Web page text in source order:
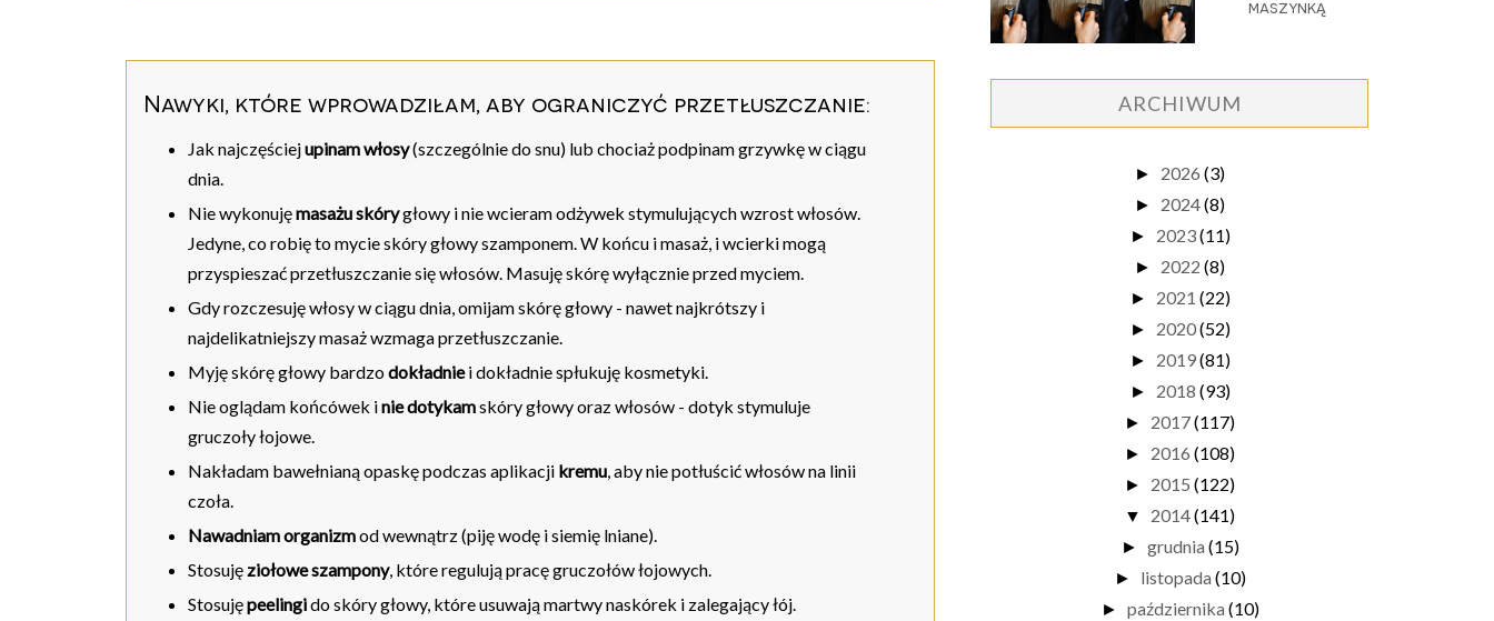
Nawyki, które wprowadziłam, aby ograniczyć przetłuszczanie:
Jak najczęściejupinam włosy(szczególnie do snu) lub chociaż podpinam grzywkę w ciągu
dnia.
Nie wykonujęmasażu skórygłowy i nie wcieram odżywek stymulujących wzrost włosów.
Jedyne, co robię to mycie skóry głowy szamponem. W końcu i masaż, i wcierki mogą
przyspieszać przetłuszczanie się włosów. Masuję skórę wyłącznie przed myciem.
Gdy rozczesuję włosy w ciągu dnia, omijam skórę głowy - nawet najkrótszy i
najdelikatniejszy masaż wzmaga przetłuszczanie.
Myję skórę głowy bardzodokładniei dokładnie spłukuję kosmetyki.
Nie oglądam końcówek inie dotykamskóry głowy oraz włosów - dotyk stymuluje
gruczoły łojowe.
Nakładam bawełnianą opaskę podczas aplikacji kremu, aby nie potłuścić włosów na linii
czoła.
Nawadniam organizmod wewnątrz (piję wodę i siemię lniane).
Stosuję ziołowe szampony, które regulują pracę gruczołów łojowych.
Stosujępeelingido skóry głowy, które usuwają martwy naskórek i zalegający łój.
maszynką
ARCHIWUM
► 2026 (3)
► 2024(8)
► 2023(11)
► 2022 (8)
► 2021 (22)
► 2020(52)
► 2019(81)
► 2018 (93)
► 2017(117)
► 2016 (108)
► 2015 (122)
▼ 2014(141)
► grudnia (15)
► listopada (10)
► października (10)